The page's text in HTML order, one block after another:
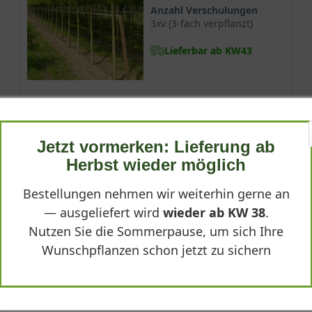
Durch ihre Windfestigkeit und hohe Salztoleranz ist sie
Sie hat was die Bodenbeschaffenheit betrifft, keine
bis halbschattigen Standort zugewiesen bekommt, steht
dass sie durch die Symbiose mit einem Bakterium den
des Bodens beiträgt.
als Solitär an Uferbereichen oder auch auf freien Plätzen.
genutzt.
Anzahl Verschulungen
3xv (3-fach verpflanzt)
Lieferbar ab KW43
+ In den Warenkorb
Jetzt vormerken: Lieferung ab
Herbst wieder möglich
Bestellungen nehmen wir weiterhin gerne an
— ausgeliefert wird wieder ab KW 38.
Nutzen Sie die Sommerpause, um sich Ihre
Wunschpflanzen schon jetzt zu sichern